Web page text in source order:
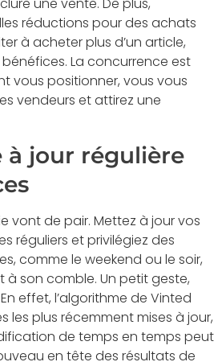
réductions pour des achats
à acheter plus d’un article,
La concurrence est
vous positionner, vous vous
vendeurs et attirez une
à jour régulière
vont de pair. Mettez à jour vos
réguliers et privilégiez des
comme le weekend ou le soir,
à son comble. Un petit geste,
effet, l’algorithme de Vinted
les plus récemment mises à jour,
de temps en temps peut
en tête des résultats de